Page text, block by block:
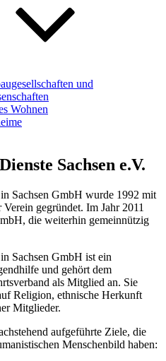
und
Wohnen
Sachsen e.V.
Sachsen GmbH wurde 1992 mit
gegründet. Im Jahr 2011
die weiterhin gemeinnützig
Sachsen GmbH ist ein
und gehört dem
als Mitglied an. Sie
Religion, ethnische Herkunft
Mitglieder.
aufgeführte Ziele, die
Menschenbild haben: